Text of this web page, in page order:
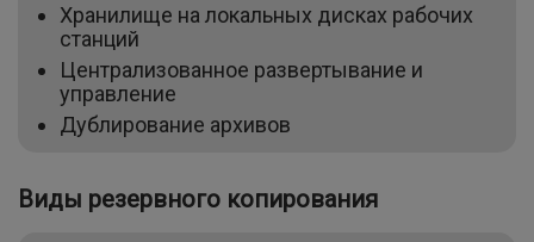
Хранилище на локальных дисках рабочих
станций
Централизованное развертывание и
управление
Дублирование архивов
Виды резервного копирования